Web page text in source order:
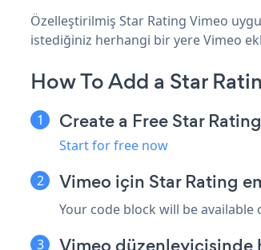
Özelleştirilmiş Star Rating Vimeo
istediğiniz herhangi bir yere Vimeo
How To Add a Star
Create a Free Star
Start for free now
Vimeo için Star Rating
Your code block will be